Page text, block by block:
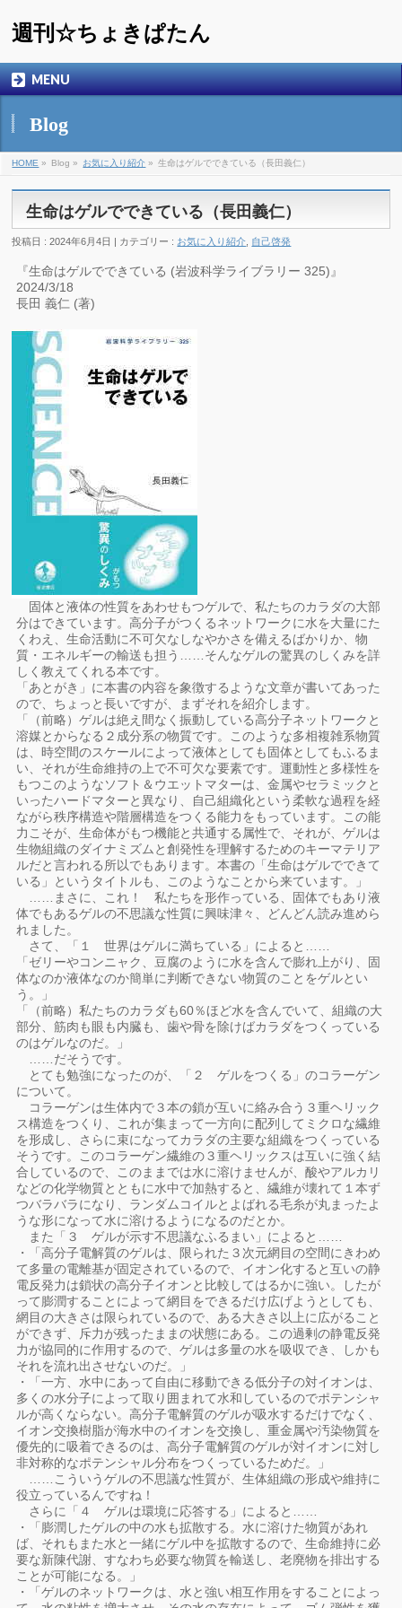
週刊☆ちょきぱたん
MENU
Blog
HOME » Blog » お気に入り紹介 » 生命はゲルでできている（長田義仁）
生命はゲルでできている（長田義仁）
投稿日 : 2024年6月4日 | カテゴリー : お気に入り紹介 自己啓発
『生命はゲルでできている (岩波科学ライブラリー 325)』
2024/3/18
長田 義仁 (著)
固体と液体の性質をあわせもつゲルで、私たちのカラダの大部
分はできています。高分子がつくるネットワークに水を大量にた
くわえ、生命活動に不可欠なしなやかさを備えるばかりか、物
質・エネルギーの輸送も担う……そんなゲルの驚異のしくみを詳
しく教えてくれる本です。
「あとがき」に本書の内容を象徴するような文章が書いてあった
ので、ちょっと長いですが、まずそれを紹介します。
「（前略）ゲルは絶え間なく振動している高分子ネットワークと
溶媒とからなる２成分系の物質です。このような多相複雑系物質
は、時空間のスケールによって液体としても固体としてもふるま
い、それが生命維持の上で不可欠な要素です。運動性と多様性を
もつこのようなソフト＆ウエットマターは、金属やセラミックと
いったハードマターと異なり、自己組織化という柔軟な過程を経
ながら秩序構造や階層構造をつくる能力をもっています。この能
力こそが、生命体がもつ機能と共通する属性で、それが、ゲルは
生物組織のダイナミズムと創発性を理解するためのキーマテリア
ルだと言われる所以でもあります。本書の「生命はゲルでできて
いる」というタイトルも、このようなことから来ています。」
……まさに、これ！ 私たちを形作っている、固体でもあり液
体でもあるゲルの不思議な性質に興味津々、どんどん読み進めら
れました。
さて、「１ 世界はゲルに満ちている」によると……
「ゼリーやコンニャク、豆腐のように水を含んで膨れ上がり、固
体なのか液体なのか簡単に判断できない物質のことをゲルとい
う。」
「（前略）私たちのカラダも60％ほど水を含んでいて、組織の大
部分、筋肉も眼も内臓も、歯や骨を除けばカラダをつくっている
のはゲルなのだ。」
……だそうです。
とても勉強になったのが、「２ ゲルをつくる」のコラーゲン
について。
コラーゲンは生体内で３本の鎖が互いに絡み合う３重ヘリック
ス構造をつくり、これが集まって一方向に配列してミクロな繊維
を形成し、さらに束になってカラダの主要な組織をつくっている
そうです。このコラーゲン繊維の３重ヘリックスは互いに強く結
合しているので、このままでは水に溶けませんが、酸やアルカリ
などの化学物質とともに水中で加熱すると、繊維が壊れて１本ず
つバラバラになり、ランダムコイルとよばれる毛糸が丸まったよ
うな形になって水に溶けるようになるのだとか。
また「３ ゲルが示す不思議なふるまい」によると……
・「高分子電解質のゲルは、限られた３次元網目の空間にきわめ
て多量の電離基が固定されているので、イオン化すると互いの静
電反発力は鎖状の高分子イオンと比較してはるかに強い。したが
って膨潤することによって網目をできるだけ広げようとしても、
網目の大きさは限られているので、ある大きさ以上に広がること
ができず、斥力が残ったままの状態にある。この過剰の静電反発
力が協同的に作用するので、ゲルは多量の水を吸収でき、しかも
それを流れ出させないのだ。」
・「一方、水中にあって自由に移動できる低分子の対イオンは、
多くの水分子によって取り囲まれて水和しているのでポテンシャ
ルが高くならない。高分子電解質のゲルが吸水するだけでなく、
イオン交換樹脂が海水中のイオンを交換し、重金属や汚染物質を
優先的に吸着できるのは、高分子電解質のゲルが対イオンに対し
非対称的なポテンシャル分布をつくっているためだ。」
……こういうゲルの不思議な性質が、生体組織の形成や維持に
役立っているんですね！
さらに「４ ゲルは環境に応答する」によると……
・「膨潤したゲルの中の水も拡散する。水に溶けた物質があれ
ば、それもまた水と一緒にゲル中を拡散するので、生命維持に必
要な新陳代謝、すなわち必要な物質を輸送し、老廃物を排出する
ことが可能になる。」
・「ゲルのネットワークは、水と強い相互作用をすることによっ